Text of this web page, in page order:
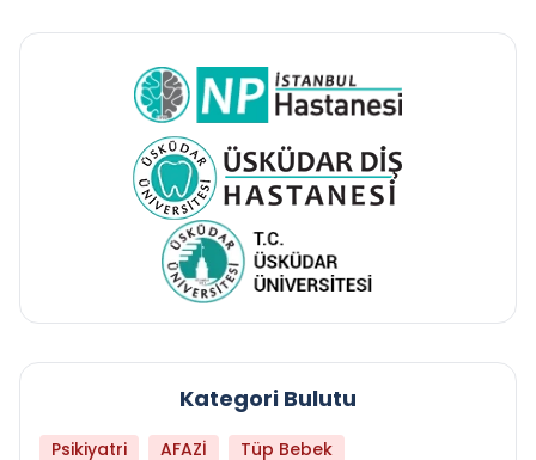
Kategori Bulutu
Psikiyatri AFAZİ
Tüp Bebek